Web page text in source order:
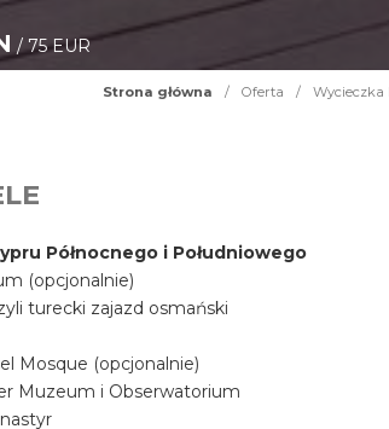
/ 75 EUR
Strona główna / Oferta / Wycieczka
Północnego i Południowego
(opcjonalnie)
turecki zajazd osmański
Mosque (opcjonalnie)
Muzeum i Obserwatorium